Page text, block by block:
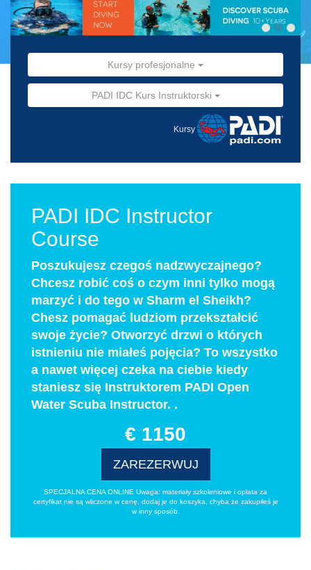
Kursy profesjonalne
PADI IDC Kurs Instruktorski
Kursy
PADI IDC Instructor
Course
Poszukujesz czegoś nadzwyczajnego?
Chcesz robić coś o czym inni tylko mogą
marzyć i do tego w Sharm el Sheikh?
Chesz pomagać ludziom przekształcić
swoje życie? Otworzyć drzwi o których
istnieniu nie miałeś pojęcia? To wszystko
a nawet więcej czeka na ciebie kiedy
staniesz się Instruktorem PADI Open
Water Scuba Instructor. .
€ 1150
ZAREZERWUJ
SPECJALNA CENA ONLINE Uwaga: materiały szkoleniowe i opłata za
certyfikat nie są wliczone w cenę, dodaj je do koszyka, chyba że zakupiłeś je
w inny sposób.